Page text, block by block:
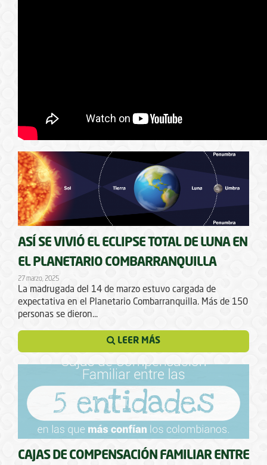
ASÍ SE VIVIÓ EL ECLIPSE TOTAL DE LUNA EN
EL PLANETARIO COMBARRANQUILLA
27 marzo, 2025
La madrugada del 14 de marzo estuvo cargada de
expectativa en el Planetario Combarranquilla. Más de 150
personas se dieron...
LEER MÁS
CAJAS DE COMPENSACIÓN FAMILIAR ENTRE